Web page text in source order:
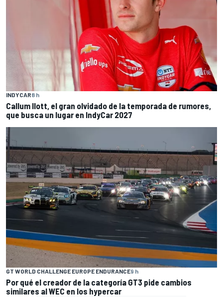
INDYCAR8 h
Callum Ilott, el gran olvidado de la temporada de rumores,
que busca un lugar en IndyCar 2027
GT WORLD CHALLENGE EUROPE ENDURANCE9 h
Por qué el creador de la categoría GT3 pide cambios
similares al WEC en los hypercar